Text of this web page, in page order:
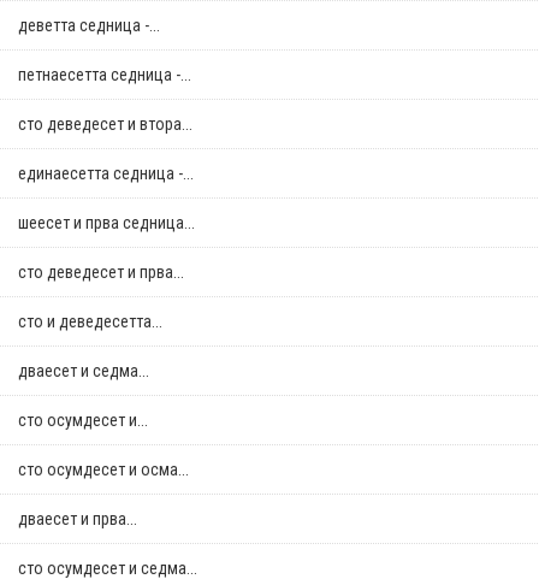
деветта седница -...
петнаесетта седница -...
сто деведесет и втора...
единаесетта седница -...
шеесет и прва седница...
сто деведесет и прва...
сто и деведесетта...
дваесет и седма...
сто осумдесет и...
сто осумдесет и осма...
дваесет и прва...
сто осумдесет и седма...